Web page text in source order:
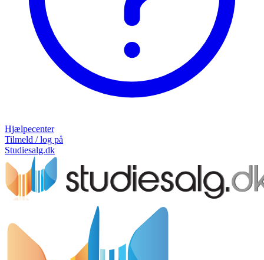
Hjælpecenter
Tilmeld / log på
Studiesalg.dk